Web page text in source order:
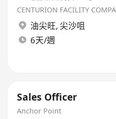
CENTURION FACILITY
油尖旺, 尖沙咀
6天/週
Sales Officer
Anchor Point